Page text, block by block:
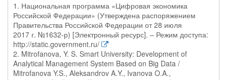
1. Национальная программа «Цифровая экономика
Российской Федерации» (Утверждена распоряжением
Правительства Российской Федерации от 28 июля
2017 г. №1632-р) [Электронный ресурс]. – Режим доступа:
http://static.government.ru/
2. Mitrofanova, Y. S. Smart University: Development of
Analytical Management System Based on Big Data /
Mitrofanova Y.S., Aleksandrov A.Y., Ivanova O.A.,